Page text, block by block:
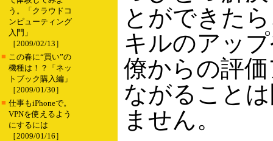
う。「クラウドコ
ンピューティング
入門」
［2009/02/13］
■ この春に“買い”の
機種は！？「ネッ
トブック購入編」
［2009/01/30］
■ 仕事もiPhoneで。
VPNを使えるよう
にするには
［2009/01/16］
とができた
キルのアッ
僚からの評
ながること
ません。